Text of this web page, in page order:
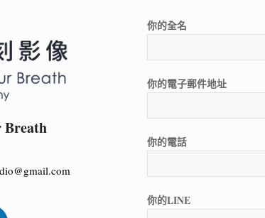
Breath
你的全名
你的電子郵件地址
你的電話
你的LINE